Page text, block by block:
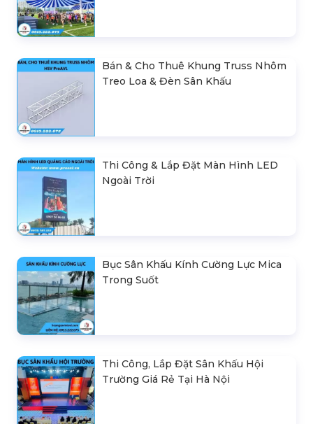
Bán & Cho Thuê Khung Truss Nhôm
Treo Loa & Đèn Sân Khấu
Thi Công & Lắp Đặt Màn Hình LED
Ngoài Trời
Bục Sân Khấu Kính Cường Lực Mica
Trong Suốt
Thi Công, Lắp Đặt Sân Khấu Hội
Trường Giá Rẻ Tại Hà Nội